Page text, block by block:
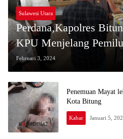
Sulawesi Utara
Perdana,Kapolres
KPU Menjelang Pemilu
Februari 3, 2024
Penemuan Mayat
Kota Bitung
Kabar Januari 5,